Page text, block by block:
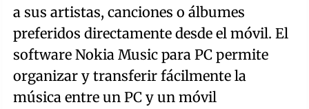
a sus artistas, canciones o álbumes
preferidos directamente desde el móvil. El
software Nokia Music para PC permite
organizar y transferir fácilmente la
música entre un PC y un móvil